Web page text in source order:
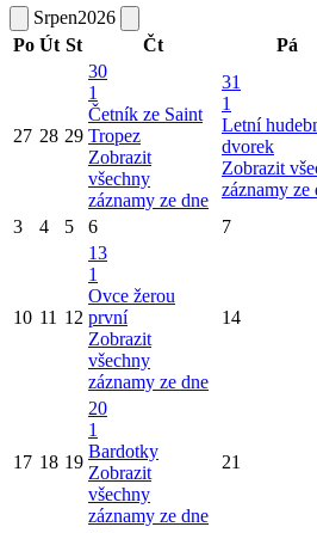
Srpen2026
Po Út St Čt Pá
27 28 29
30
1
Četník ze Saint
Tropez
Zobrazit
všechny
záznamy ze dne
31
1
Letní
dvorek
Zobrazit
záznamy ze
3 4 5 6 7
10 11 12
13
1
Ovce žerou
první
Zobrazit
všechny
záznamy ze dne
14
17 18 19
20
1
Bardotky
Zobrazit
všechny
záznamy ze dne
21